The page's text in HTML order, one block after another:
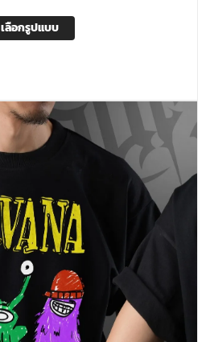
เลือกรูปแบบ